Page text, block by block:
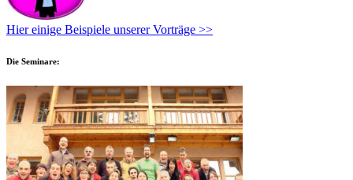
Hier einige Beispiele unserer Vorträge >>
Die Seminare: